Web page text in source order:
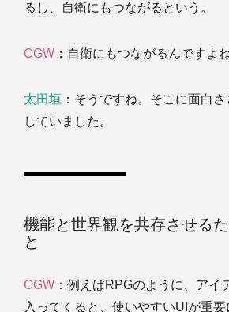
るし、自衛にもつながるという。
CGW ：自衛にもつながるんですよ
太田垣 ：そうですね。そこに面白
していました。
機能と世界観を共存させる
と
CGW ：例えばRPGのように、アイ
入ってくると、使いやすいUIが重